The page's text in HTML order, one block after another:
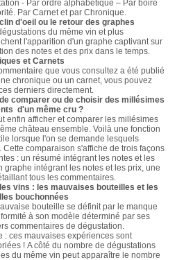
- Par ordre alphabétique – Par boire
Par Carnet et par Chronique.
d'oeil ou le retour des graphes
du même vin et plus
l'apparition d'un graphe captivant sur
des notes et des prix dans le temps.
et Carnets
que vous consultez a été publié
chronique ou un carnet, vous pouvez
derniers directement.
comparer ou de choisir des millésimes
d'un même cru ?
enfin afficher et comparer les millésimes
château ensemble. Voilà une fonction
lorsque l'on se demande lesquels
Cette comparaison s'affiche de trois façons
: un résumé intégrant les notes et les
graphe intégrant les notes et les prix, une
tous les commentaires.
vins : les mauvaises bouteilles et les
bouchonnées
bouteille se définit par le manque
à son modèle déterminé par ses
commentaires de dégustation.
: ces mauvaises expériences sont
! A côté du nombre de dégustations
du même vin peut apparaître le nombre